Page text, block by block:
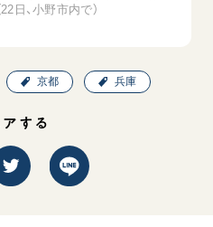
日、小野市内で）
京都 兵庫
する